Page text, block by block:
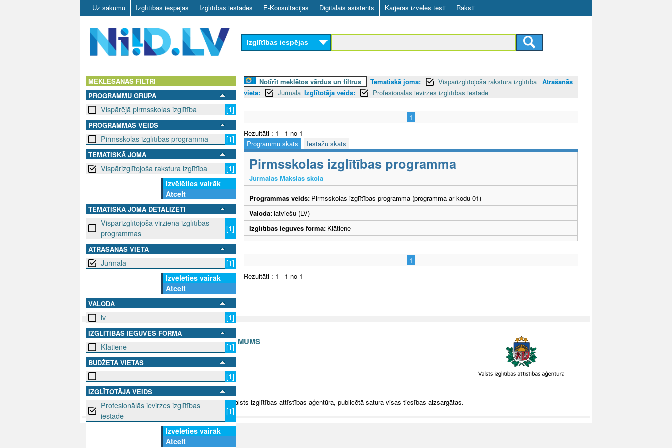
Skip
to
main
content
Uz sākumu Izglītības iespējas Izglītības iestādes E-Konsultācijas Digitālais asistents Karjeras izvēles testi Raksti
D
L
Izglītības iespējas
MEKLĒŠANAS FILTRI
PROGRAMMU GRUPA
Vispārējā pirmsskolas izglītība [1]
PROGRAMMAS VEIDS
Pirmsskolas izglītības programma [1]
TEMATISKĀ JOMA
Vispārizglītojoša rakstura izglītība
[1]
Izvēlēties vairāk
Atcelt
TEMATISKĀ JOMA DETALIZĒTI
Vispārizglītojoša virziena izglītības
programmas
[1]
ATRAŠANĀS VIETA
Jūrmala
[1]
Izvēlēties vairāk
Atcelt
VALODA
lv [1]
IZGLĪTĪBAS IEGUVES FORMA
Klātiene [1]
BUDŽETA VIETAS
[1]
IZGLĪTOTĀJA VEIDS
Profesionālās ievirzes izglītības
iestāde
[1]
Izvēlēties vairāk
Atcelt
Notīrīt meklētos vārdus un filtrus Tematiskā joma: Vispārizglītojoša rakstura izglītība Atrašanās
vieta:
Jūrmala Izglītotāja veids: Profesionālās ievirzes izglītības iestāde
1
Rezultāti : 1 - 1 no 1
Programmu skats
Iestāžu skats
Pirmsskolas izglītības programma
Jūrmalas Mākslas skola
Programmas veids: Pirmsskolas izglītības programma (programma ar kodu 01)
Valoda:latviešu (LV)
Izglītības ieguves forma: Klātiene
1
Rezultāti : 1 - 1 no 1
SEKO MUMS SAZINIES AR MUMS
info@niid.lv
© 2025 Valsts izglītības attīstības aģentūra, publicētā satura visas tiesības aizsargātas.